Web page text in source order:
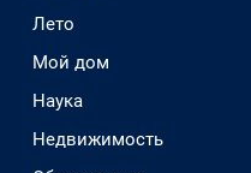
Лето
Мой дом
Наука
Недвижимость